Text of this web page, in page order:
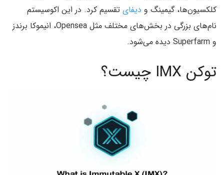
کلکسیون‌ها، گیمینگ و دیفای تقسیم کرد. در این اکوسیستم
نام‌های بزرگی در بخش‌های مختلف مثل Opensea، انیموکا برندز
و Superfarm دیده می‌شود.
توکن IMX چیست؟